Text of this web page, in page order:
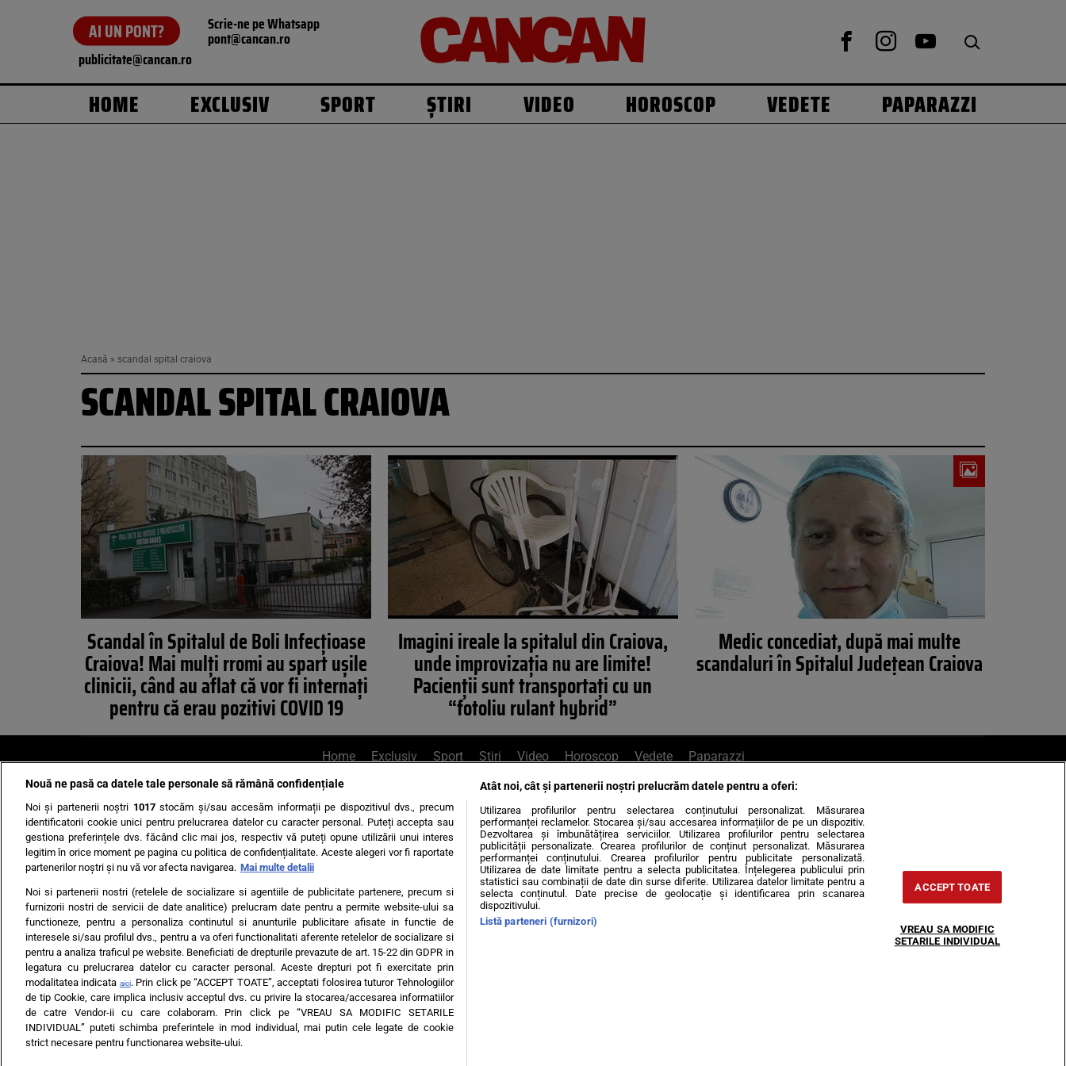
AI UN PONT? Scrie-ne pe Whatsapp
pont@cancan.ro
publicitate@cancan.ro
HOME EXCLUSIV SPORT ȘTIRI VIDEO HOROSCOP VEDETE PAPARAZZI
Acasă » scandal spital craiova
SCANDAL SPITAL CRAIOVA
Scandal în Spitalul de Boli Infecţioase
Craiova! Mai mulți rromi au spart ușile
clinicii, când au aflat că vor fi internaţi
pentru că erau pozitivi COVID 19
Imagini ireale la spitalul din Craiova,
unde improvizația nu are limite!
Pacienții sunt transportați cu un
“fotoliu rulant hybrid”
Medic concediat, după mai multe
scandaluri în Spitalul Județean Craiova
Home Exclusiv Sport Știri Video Horoscop Vedete Paparazzi
AI UN PONT? Scrie-ne pe Whatsapp, sună la 0741226226 sau trimite mail la pont@cancan.ro
Știri interne Știri externe Politică
Ultimele stiri Diete Insula Iubirii Dictionar de vise LIFE STYLE Horoscop
Echipa editorială Termeni si condiții Politica de confidențialitate
Nouă ne pasă ca datele tale personale să rămână confidențiale
Noi și partenerii noștri 1017stocăm și/sau accesăm informații pe dispozitivul dvs., precum
identificatorii cookie unici pentru prelucrarea datelor cu caracter personal. Puteți accepta sau
gestiona preferințele dvs. făcând clic mai jos, respectiv vă puteți opune utilizării unui interes
legitim în orice moment pe pagina cu politica de confidențialitate. Aceste alegeri vor fi raportate
partenerilor noștri și nu vă vor afecta navigarea. Mai multe detalii
Noi si partenerii nostri (retelele de socializare si agentiile de publicitate partenere, precum si
furnizorii nostri de servicii de date analitice) prelucram date pentru a permite website-ului sa
functioneze, pentru a personaliza continutul si anunturile publicitare afisate in functie de
interesele si/sau profilul dvs., pentru a va oferi functionalitati aferente retelelor de socializare si
pentru a analiza traficul pe website. Beneficiati de drepturile prevazute de art. 15-22 din GDPR in
legatura cu prelucrarea datelor cu caracter personal. Aceste drepturi pot fi exercitate prin
modalitatea indicata aici. Prin click pe “ACCEPT TOATE”, acceptati folosirea tuturor Tehnologiilor
de tip Cookie, care implica inclusiv acceptul dvs. cu privire la stocarea/accesarea informatiilor
de catre Vendor-ii cu care colaboram. Prin click pe “VREAU SA MODIFIC SETARILE
INDIVIDUAL” puteti schimba preferintele in mod individual, mai putin cele legate de cookie
strict necesare pentru functionarea website-ului.
Atât noi, cât și partenerii noștri prelucrăm datele pentru a oferi:
Utilizarea profilurilor pentru selectarea conținutului personalizat. Măsurarea
performanței reclamelor. Stocarea și/sau accesarea informațiilor de pe un dispozitiv.
Dezvoltarea și îmbunătățirea serviciilor. Utilizarea profilurilor pentru selectarea
publicității personalizate. Crearea profilurilor de conținut personalizat. Măsurarea
performanței conținutului. Crearea profilurilor pentru publicitate personalizată.
Utilizarea de date limitate pentru a selecta publicitatea. Înțelegerea publicului prin
statistici sau combinații de date din surse diferite. Utilizarea datelor limitate pentru a
selecta conținutul. Date precise de geolocație și identificarea prin scanarea
dispozitivului.
Listă parteneri (furnizori)
ACCEPT TOATE
VREAU SA MODIFIC
SETARILE INDIVIDUAL